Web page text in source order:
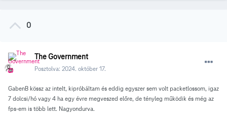
0
The Government
Posztolva: 2024. október 17.
GabenB kössz az intelt, kipróbáltam és eddig egyszer sem volt packetlossom, igaz
7 dolcsi/hó vagy 4 ha egy évre megveszed előre, de tényleg működik és még az
fps-em is több lett. Nagyondurva.